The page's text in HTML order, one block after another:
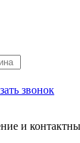
звонок
и